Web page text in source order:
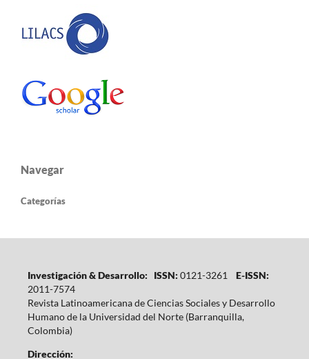
Navegar
Categorías
Investigación & Desarrollo: ISSN: 0121-3261
E-ISSN:
2011-7574
Revista Latinoamericana de Ciencias Sociales y Desarrollo
Humano de la Universidad del Norte (Barranquilla,
Colombia)
Dirección: